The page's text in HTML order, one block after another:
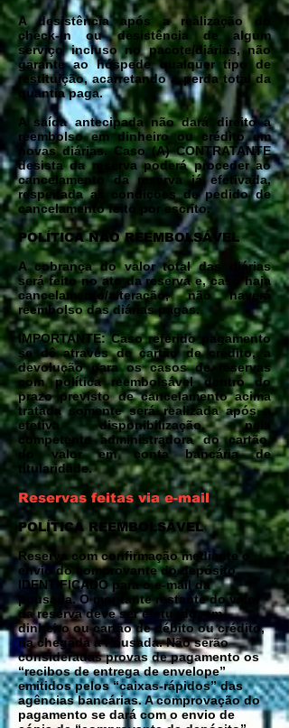
A desistência após a realização do
check-in ou desistência de algum
serviço incluso no pacote/diárias, não
garante ao hóspede qualquer tipo de
restituição, acarretando a perda total da
quantia paga.
A saída antecipada não dará direito a
reembolso em dinheiro ou crédito em
novas diárias. Caso (A) CONTRATANTE
desista da reserva poderá proceder ao
cancelamento da reserva já efetivada,
respeitada as condições de pedido de
cancelamento feito por escrito.
POLÍTICA NÃO REEMBOLSÁVEL
A cobrança do valor total das diárias
será feito no ato da reserva e, caso haja
cancelamento/alteração, não haverá
reembolso das diárias pagas.
IMPORTANTE: Caso referido pagamento
se dê através de cartão de crédito, a
devolução para os casos de reservas
com política reembolsável dentro do
prazo previsto de cancelamento acima
tratada somente será realizada após a
efetiva disponibilização, pela
competente administradora do cartão,
do valor em conta bancária de
titularidade.
Reservas feitas via e-mail
POLÍTICA REEMBOLSÁVEL
Reserva com confirmação mediante o
envio do comprovante do depósito
IDENTIFICADO para o e-mail da
pousada. O montante restante do valor
da reserva deve ser efetuado, em
dinheiro ou cartão de débito ou crédito,
na chegada à Pousada. Não serão
consideradas provas de pagamento os
“recibos de entrega de envelope”
emitidos pelos “caixas-rápidos” das
agências bancárias. A comprovação do
pagamento se dará com o envio de